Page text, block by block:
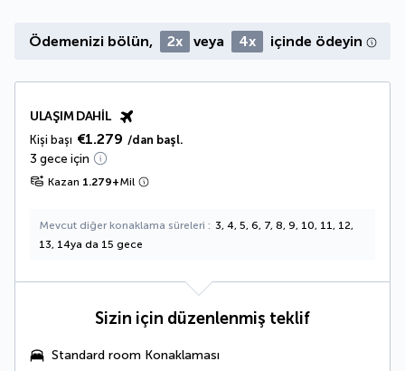
Ödemenizi bölün, 2x veya 4x içinde ödeyin
ULAŞIM DAHIL
Kişi başı €1.279 /dan başl.
3 gece için
Kazan 1.279+Mil
Mevcut diğer konaklama süreleri
3, 4, 5, 6, 7, 8, 9, 10, 11, 12,
13, 14ya da 15 gece
Sizin için düzenlenmiş teklif
Standard room Konaklaması